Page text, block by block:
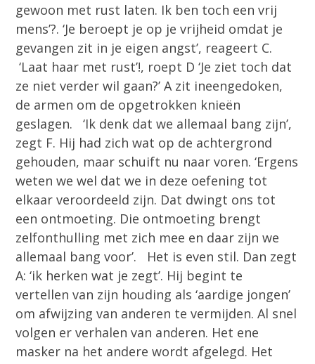
gewoon met rust laten. Ik ben toch een vrij
mens’?. ‘Je beroept je op je vrijheid omdat je
gevangen zit in je eigen angst’, reageert C.
‘Laat haar met rust’!, roept D ‘Je ziet toch dat
ze niet verder wil gaan?’ A zit ineengedoken,
de armen om de opgetrokken knieën
geslagen. ‘Ik denk dat we allemaal bang zijn’,
zegt F. Hij had zich wat op de achtergrond
gehouden, maar schuift nu naar voren. ‘Ergens
weten we wel dat we in deze oefening tot
elkaar veroordeeld zijn. Dat dwingt ons tot
een ontmoeting. Die ontmoeting brengt
zelfonthulling met zich mee en daar zijn we
allemaal bang voor’. Het is even stil. Dan zegt
A: ‘ik herken wat je zegt’. Hij begint te
vertellen van zijn houding als ‘aardige jongen’
om afwijzing van anderen te vermijden. Al snel
volgen er verhalen van anderen. Het ene
masker na het andere wordt afgelegd. Het